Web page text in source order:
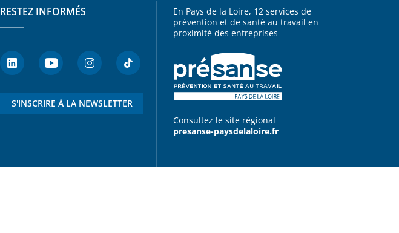
RESTEZ INFORMÉS
S'INSCRIRE À LA NEWSLETTER
En Pays de la Loire, 12 services de
prévention et de santé au travail en
proximité des entreprises
Consultez le site régional
presanse-paysdelaloire.fr